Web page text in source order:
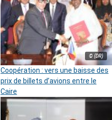
© (DR)
Coopération : vers une baisse des
prix de billets d’avions entre le
Caire